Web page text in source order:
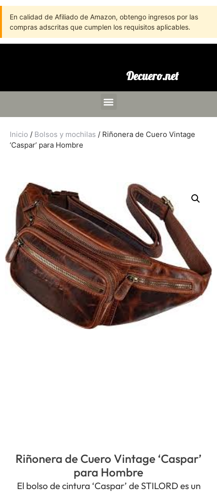
En calidad de Afiliado de Amazon, obtengo ingresos por las
compras adscritas que cumplen los requisitos aplicables.
Decuero.net
Inicio / Bolsos y mochilas / Riñonera de Cuero Vintage
‘Caspar’ para Hombre
Riñonera de Cuero Vintage ‘Caspar’
para Hombre
El bolso de cintura ‘Caspar’ de STILORD es un